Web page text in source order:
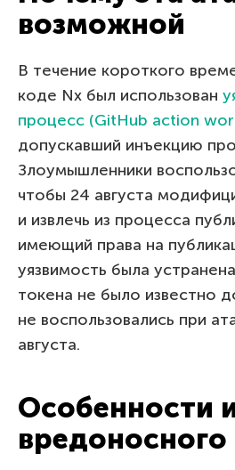
возможной
В течение короткого
коде Nx был использован
процесс (GitHub action
допускавший инъекцию
Злоумышленники
чтобы 24 августа
и извлечь из процесса
имеющий права на
уязвимость была
токена не было известно
не воспользовались при
августа.
Особенности